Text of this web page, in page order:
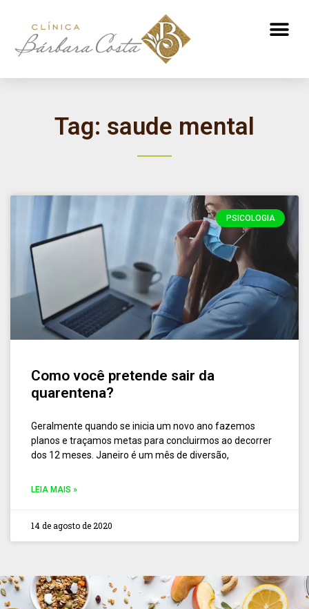
Tag: saude mental
PSICOLOGIA
Como você pretende sair da
quarentena?
Geralmente quando se inicia um novo ano fazemos
planos e traçamos metas para concluirmos ao decorrer
dos 12 meses. Janeiro é um mês de diversão,
LEIA MAIS »
14 de agosto de 2020